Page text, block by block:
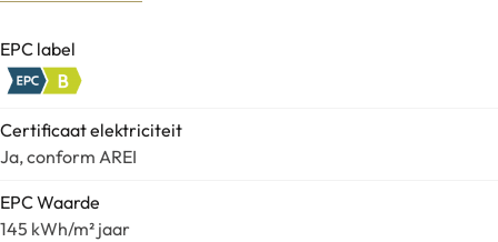
EPC label
Certificaat elektriciteit
Ja, conform AREI
EPC Waarde
145 kWh/m² jaar